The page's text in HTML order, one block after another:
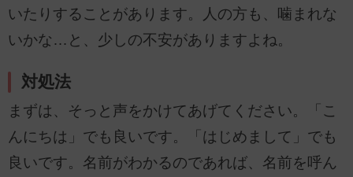
いたりすることがあります。人の方も、噛まれな
いかな…と、少しの不安がありますよね。
対処法
まずは、そっと声をかけてあげてください。「こ
んにちは」でも良いです。「はじめまして」でも
良いです。名前がわかるのであれば、名前を呼ん